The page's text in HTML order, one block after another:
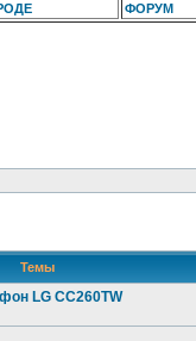
ФОРУМ
Темы
LG CC260TW